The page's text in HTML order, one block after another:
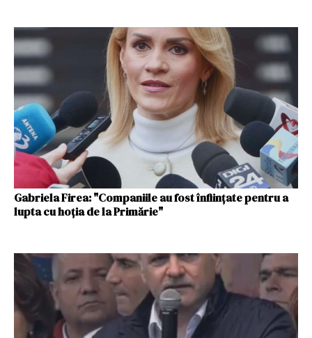
Gabriela Firea: "Companiile au fost înființate pentru a
lupta cu hoția de la Primărie"